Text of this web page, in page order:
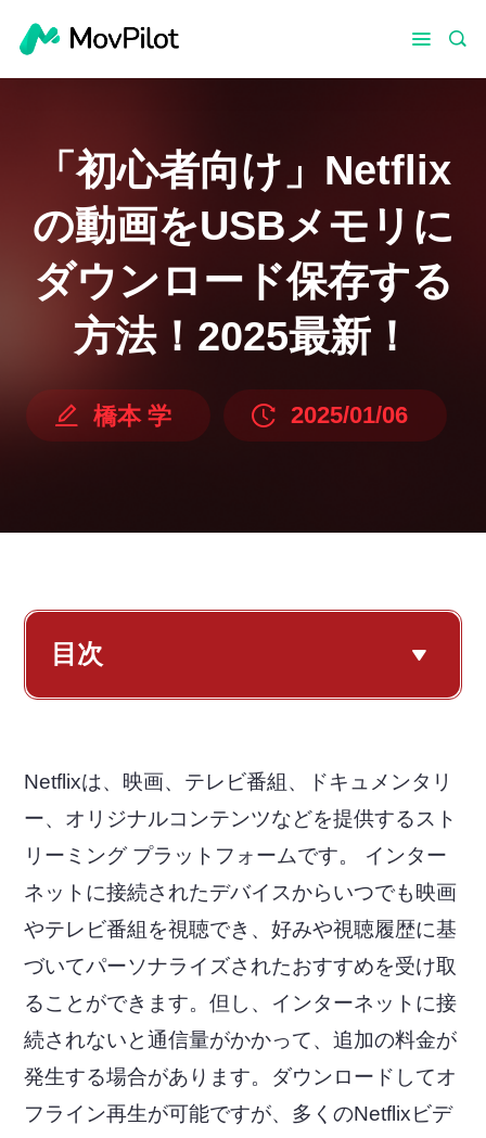
「初心者向け」Netflix
の動画をUSBメモリに
ダウンロード保存する
方法！2025最新！
橋本 学 2025/01/06
目次
Netflixは、映画、テレビ番組、ドキュメンタリ
ー、オリジナルコンテンツなどを提供するスト
リーミング プラットフォームです。 インター
ネットに接続されたデバイスからいつでも映画
やテレビ番組を視聴でき、好みや視聴履歴に基
づいてパーソナライズされたおすすめを受け取
ることができます。但し、インターネットに接
続されないと通信量がかかって、追加の料金が
発生する場合があります。ダウンロードしてオ
フライン再生が可能ですが、多くのNetflixビデ